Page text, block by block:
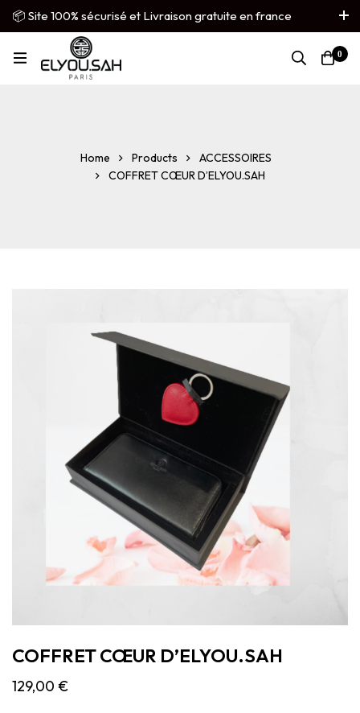
📦 Site 100% sécurisé et Livraison gratuite en france
métropolitaine
French ▼
0
Home Products
ACCESSOIRES
COFFRET CŒUR D’ELYOU.SAH
COFFRET CŒUR D’ELYOU.SAH
129,00 €